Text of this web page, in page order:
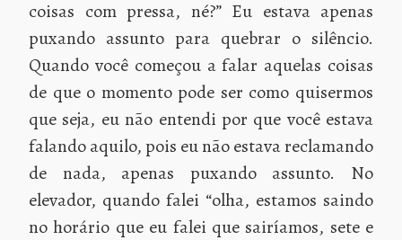
coisas com pressa, né?” Eu estava apenas
puxando assunto para quebrar o silêncio.
Quando você começou a falar aquelas coisas
de que o momento pode ser como quisermos
que seja, eu não entendi por que você estava
falando aquilo, pois eu não estava reclamando
de nada, apenas puxando assunto. No
elevador, quando falei “olha, estamos saindo
no horário que eu falei que sairíamos, sete e